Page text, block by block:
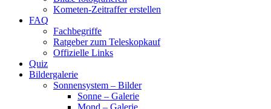
Kometen-Zeitraffer erstellen
FAQ
Fachbegriffe
Ratgeber zum Teleskopkauf
Offizielle Links
Quiz
Bildergalerie
Sonnensystem – Bilder
Sonne – Galerie
Mond – Galerie